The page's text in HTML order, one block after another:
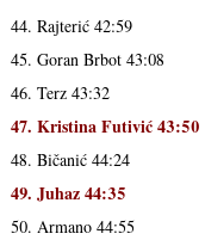
44. Rajterić 42:59
45. Goran Brbot 43:08
46. Terz 43:32
47. Kristina Futivić 43:50
48. Bičanić 44:24
49. Juhaz 44:35
50. Armano 44:55